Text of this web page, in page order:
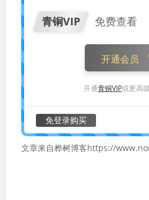
青铜VIP 免费查看
开通会员
开通青铜VIP或更高
免登录购买
文章来自桦树博客https://